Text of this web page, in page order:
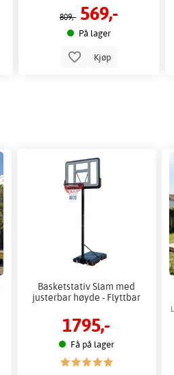
809,- 569,-
På lager
Kjøp
Basketstativ Slam med
justerbar høyde - Flyttbar
1795,-
Få på lager